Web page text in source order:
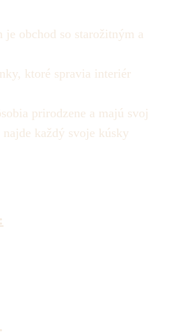
obchod so starožitným a
ktoré spravia interiér
prirodzene a majú svoj
najde každý svoje kúsky